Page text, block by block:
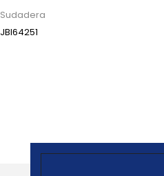
Sudadera
JBI64251